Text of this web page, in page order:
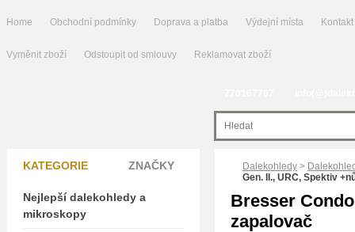
Home Obchodní podmínky Doprava a platba Výdejní místa Kontakt
Vyměnit zboží Odstoupit od smlouvy Reklamovat zboží
Dalekohledy >
Gen. II., URC, Spektiv
Bresser
zapalovač
KATEGORIE ZNAČKY
Nejlepší dalekohledy a
mikroskopy